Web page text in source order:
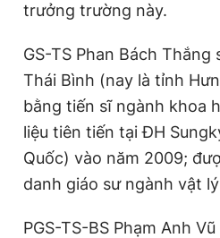
trưởng trường này.
GS-TS Phan Bách Thắng
Thái Bình (nay là tỉnh
bằng tiến sĩ ngành khoa
liệu tiên tiến tại ĐH
Quốc) vào năm 2009;
danh giáo sư ngành vật
PGS-TS-BS Phạm Anh